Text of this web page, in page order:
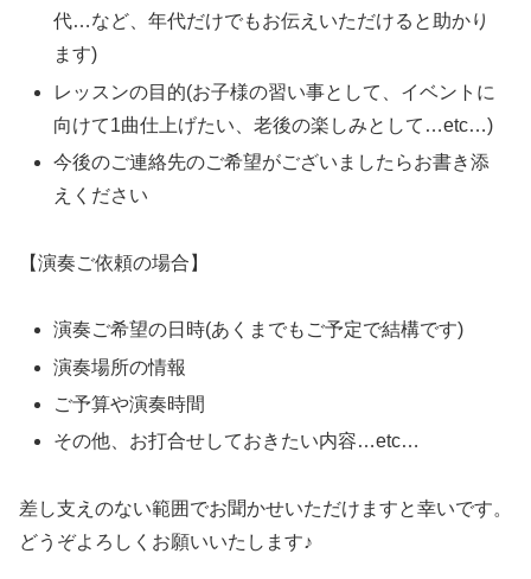
代…など、年代だけでもお伝えいただけると助かり
ます)
レッスンの目的(お子様の習い事として、イベントに
向けて1曲仕上げたい、老後の楽しみとして…etc…)
今後のご連絡先のご希望がございましたらお書き添
えください
【演奏ご依頼の場合】
演奏ご希望の日時(あくまでもご予定で結構です)
演奏場所の情報
ご予算や演奏時間
その他、お打合せしておきたい内容…etc…
差し支えのない範囲でお聞かせいただけますと幸いです。
どうぞよろしくお願いいたします♪